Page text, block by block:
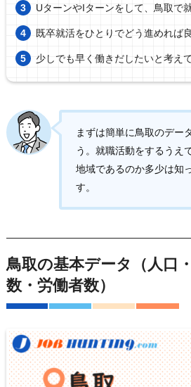
UターンやIターンをして、鳥取で
既卒就活をひとりでどう進めれば
少しでも早く働きだしたいと考え
まずは簡単に鳥取のデー
う。就職活動をするうえ
地域であるのか多少は知
す。
鳥取の基本データ（人口
数・労働者数）